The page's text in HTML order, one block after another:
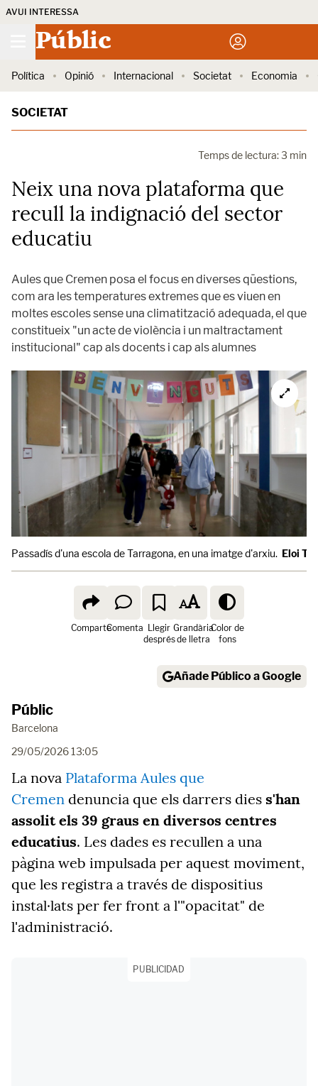
AVUI INTERESSA
Públic
Política Opinió Internacional Societat Economia
SOCIETAT
Temps de lectura: 3 min
Neix una nova plataforma que
recull la indignació del sector
educatiu
Aules que Cremen posa el focus en diverses qüestions,
com ara les temperatures extremes que es viuen en
moltes escoles sense una climatització adequada, el que
constitueix "un acte de violència i un maltractament
institucional" cap als docents i cap als alumnes
Passadís d'una escola de Tarragona, en una imatge d'arxiu. Eloi
ComparteComenta Llegir
després
Grandària
de lletra
Color de
fons
Añade Público a Google
Públic
Barcelona
29/05/2026 13:05
La nova Plataforma Aules que
Cremen denuncia que els darrers dies s'han
assolit els 39 graus en diversos centres
educatius. Les dades es recullen a una
pàgina web impulsada per aquest moviment,
que les registra a través de dispositius
instal·lats per fer front a l'"opacitat" de
l'administració.
PUBLICIDAD